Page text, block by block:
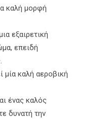
καλή μορφή
εξαιρετική
επειδή
μία καλή αεροβική
ένας καλός
δυνατή την